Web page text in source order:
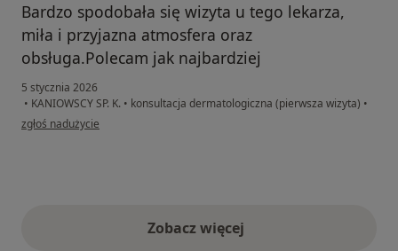
Bardzo spodobała się wizyta u tego lekarza,
miła i przyjazna atmosfera oraz
obsługa.Polecam jak najbardziej
5 stycznia 2026
• KANIOWSCY SP. K. • konsultacja dermatologiczna (pierwsza wizyta) •
w opinii użytkownika Olena
zgłoś nadużycie
Zobacz więcejopinie powyżej